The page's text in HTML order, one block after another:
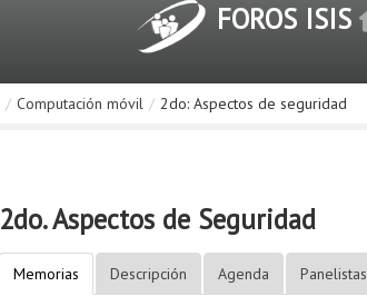
FOROS ISIS
/ Computación móvil / 2do: Aspectos de seguridad
2do. Aspectos de Seguridad
Memorias Descripción Agenda Panelistas